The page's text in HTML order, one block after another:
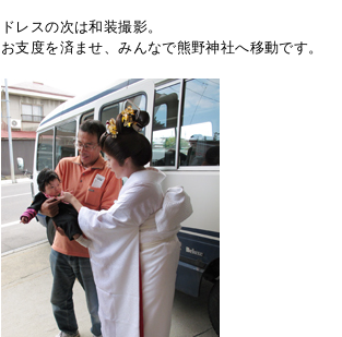
ドレスの次は和装撮影。
お支度を済ませ、みんなで熊野神社へ移動です。